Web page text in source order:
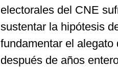
electorales del CNE
sustentar la hipótesis
fundamentar el
después de años